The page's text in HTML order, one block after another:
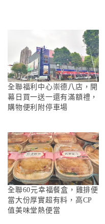
全聯福利中心崇德八店，開
幕日買一送一還有滿額禮，
購物便利附停車場
全聯60元幸福餐盒，雞排便
當大份厚實超有料，高CP
值美味堂熱便當